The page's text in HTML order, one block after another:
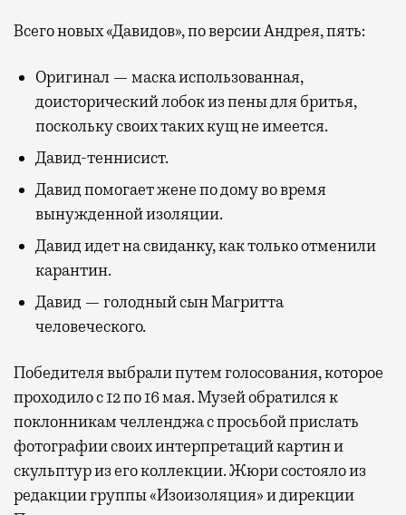
Всего новых «Давидов», по версии Андрея, пять:
Оригинал — маска использованная,
доисторический лобок из пены для бритья,
поскольку своих таких кущ не имеется.
Давид-теннисист.
Давид помогает жене по дому во время
вынужденной изоляции.
Давид идет на свиданку, как только отменили
карантин.
Давид — голодный сын Магритта
человеческого.
Победителя выбрали путем голосования, которое
проходило с 12 по 16 мая. Музей обратился к
поклонникам челленджа с просьбой прислать
фотографии своих интерпретаций картин и
скульптур из его коллекции. Жюри состояло из
редакции группы «Изоизоляция» и дирекции